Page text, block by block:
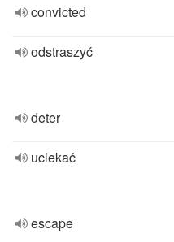
convicted
odstraszyć
deter
uciekać
escape